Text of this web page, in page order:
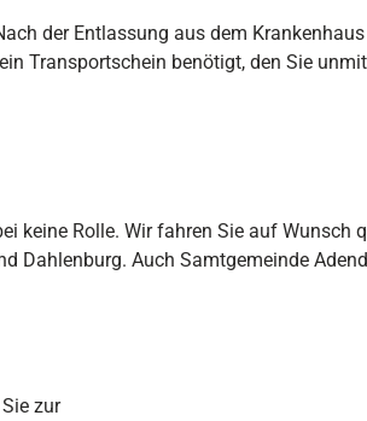
der Entlassung aus dem
Transportschein benötigt, den Sie
keine Rolle. Wir fahren Sie auf Wunsch
Dahlenburg. Auch Samtgemeinde
zur